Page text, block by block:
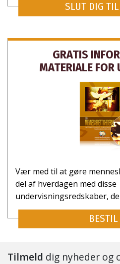
SLUT DIG
GRATIS
MATERIALE FOR
Vær med til at gøre
del af hverdagen med disse
undervisningsredskaber,
Tilmeld dig nyheder og